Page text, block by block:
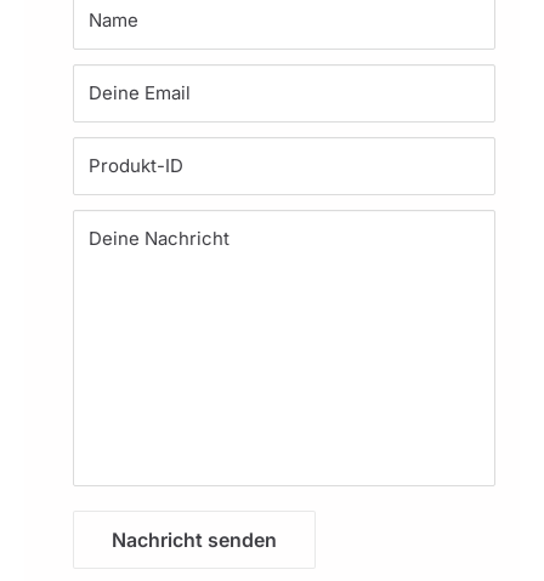
Name
Deine Email
Produkt-ID
Deine Nachricht
Nachricht senden